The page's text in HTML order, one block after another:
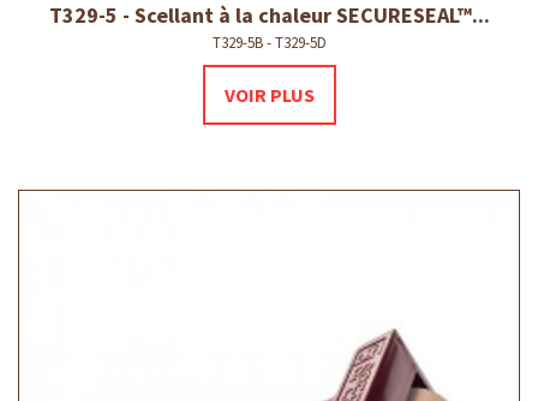
T329-5 - Scellant à la chaleur SECURESEAL™...
T329-5B - T329-5D
VOIR PLUS